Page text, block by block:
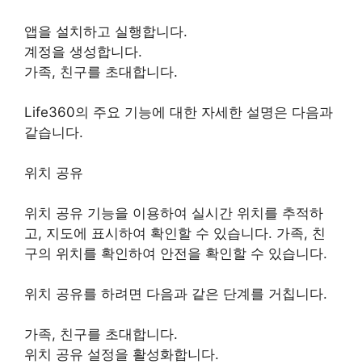
앱을 설치하고 실행합니다.
계정을 생성합니다.
가족, 친구를 초대합니다.
Life360의 주요 기능에 대한 자세한 설명은 다음과
같습니다.
위치 공유
위치 공유 기능을 이용하여 실시간 위치를 추적하
고, 지도에 표시하여 확인할 수 있습니다. 가족, 친
구의 위치를 확인하여 안전을 확인할 수 있습니다.
위치 공유를 하려면 다음과 같은 단계를 거칩니다.
가족, 친구를 초대합니다.
위치 공유 설정을 활성화합니다.